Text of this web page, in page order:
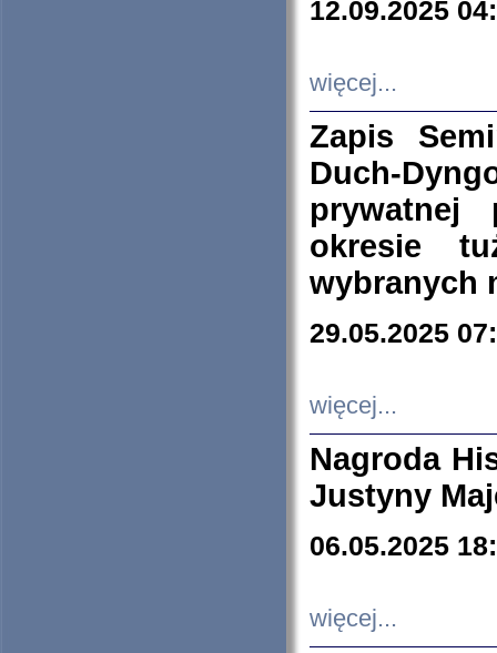
12.09.2025
więcej...
Zapis
Duch-
prywatnej
okresie
wybranych
29.05.2025
więcej...
Nagroda
Justyny
06.05.2025
więcej...